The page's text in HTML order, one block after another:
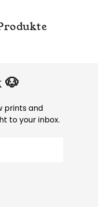
🐶
prints and
to your inbox.